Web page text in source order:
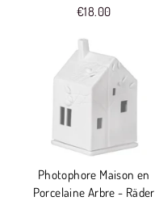
€18.00
Photophore Maison en
Porcelaine Arbre - Räder